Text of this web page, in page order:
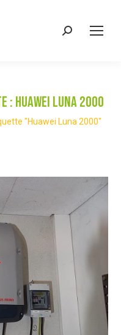
Recherche
: Huawei Luna 2000
"Huawei Luna 2000"